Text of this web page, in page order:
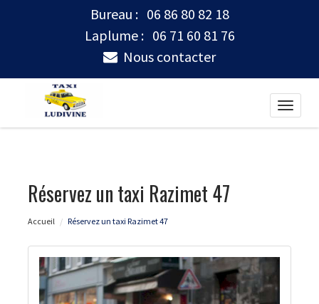
Bureau : 06 86 80 82 18
Laplume : 06 71 60 81 76
Nous contacter
Toggle
Réservez un taxi Razimet 47
Accueil Réservez un taxi Razimet 47